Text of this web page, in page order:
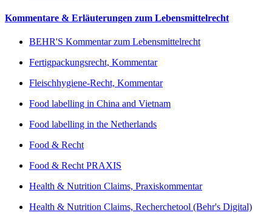
Kommentare & Erläuterungen zum Lebensmittelrecht
BEHR'S Kommentar zum Lebensmittelrecht
Fertigpackungsrecht, Kommentar
Fleischhygiene-Recht, Kommentar
Food labelling in China and Vietnam
Food labelling in the Netherlands
Food & Recht
Food & Recht PRAXIS
Health & Nutrition Claims, Praxiskommentar
Health & Nutrition Claims, Recherchetool (Behr's Digital)